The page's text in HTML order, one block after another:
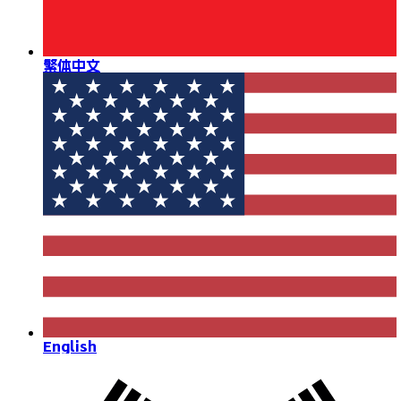
繁体中文
English